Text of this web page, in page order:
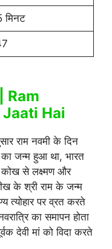
मिनट
| Ram
Hai
राम नवमी के दिन
का जन्म हुआ था, भारत
कोख से लक्ष्मण और
के श्री राम के जन्म
त्योहार पर व्रत करते
का समापन होता
देवी मां को विदा करते